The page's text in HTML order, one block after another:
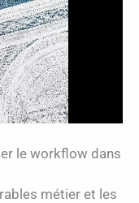
le workflow dans
métier et les